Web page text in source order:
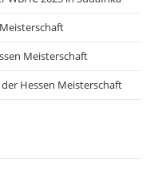
Meisterschaft
der Hessen Meisterschaft